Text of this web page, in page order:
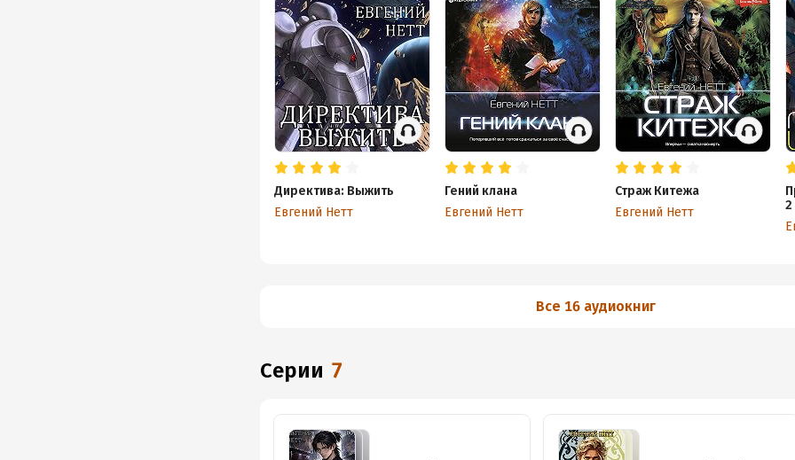
Директива: Выжить
Евгений Нетт
Гений клана
Евгений Нетт
Страж Китежа
Евгений Нетт
2
Все 16 аудиокниг
Серии 7